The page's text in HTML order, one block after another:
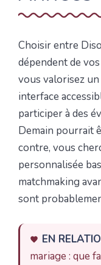
Choisir entre
dépendent de
vous valorisez
interface
participer à des
Demain pourrait
contre, vous
personnalisée
matchmaking
sont
EN
mariage : que